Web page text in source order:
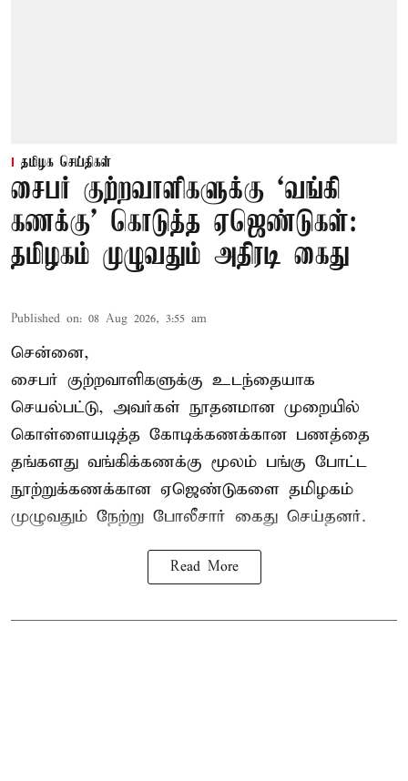
தமிழக செய்திகள்
சைபர் குற்றவாளிகளுக்கு ‘வங்கி
கணக்கு’ கொடுத்த ஏஜெண்டுகள்:
தமிழகம் முழுவதும் அதிரடி கைது
Published on: 08 Aug 2026, 3:55 am
சென்னை,
சைபர் குற்றவாளிகளுக்கு உடந்தையாக
செயல்பட்டு, அவர்கள் நூதனமான முறையில்
கொள்ளையடித்த கோடிக்கணக்கான பணத்தை
தங்களது வங்கிக்கணக்கு மூலம் பங்கு போட்ட
நூற்றுக்கணக்கான ஏஜெண்டுகளை தமிழகம்
முழுவதும் நேற்று போலீசார் கைது செய்தனர்.
Read More